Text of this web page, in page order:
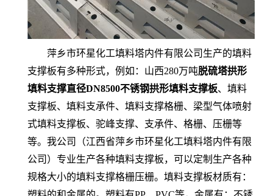
萍乡市环星化工填料塔内件有限公司生产的填料
支撑板有多种形式，例如：山西280万吨脱硫塔拱形
填料支撑直径DN8500不锈钢拱形填料支撑板、填料
支撑板、填料支承件、填料支撑格栅、梁型气体喷射
式填料支撑板、驼峰支撑、支承件、格栅、压栅等
等。我公司（江西省萍乡市环星化工填料塔内件有限
公司）专业生产各种填料支撑板，可以定制生产各种
规格大小的填料支撑格栅压栅。填料支撑板材质有：